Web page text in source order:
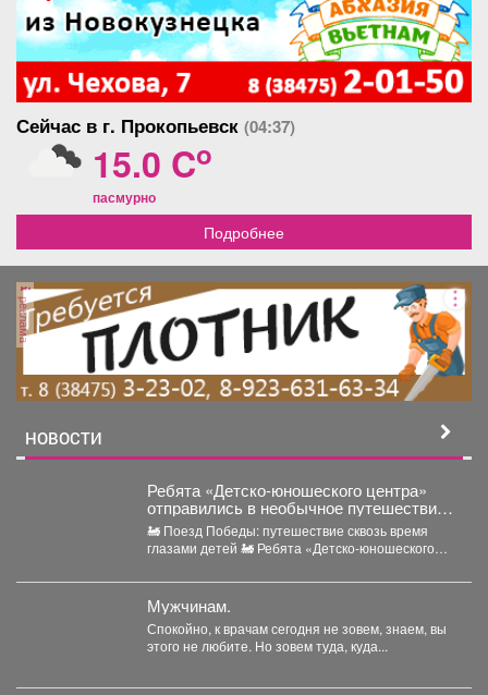
Сейчас в г. Прокопьевск (04:37)
15.0 Co
пасмурно
Подробнее
реклама
НОВОСТИ
Ребята «Детско-юношеского центра»
отправились в необычное путешествие -
на борт «Поезда Победы».
🚂 Поезд Победы: путешествие сквозь время
глазами детей 🚂 Ребята «Детско-юношеского
Мужчинам.
Спокойно, к врачам сегодня не зовем, знаем, вы
этого не любите. Но зовем туда, куда...